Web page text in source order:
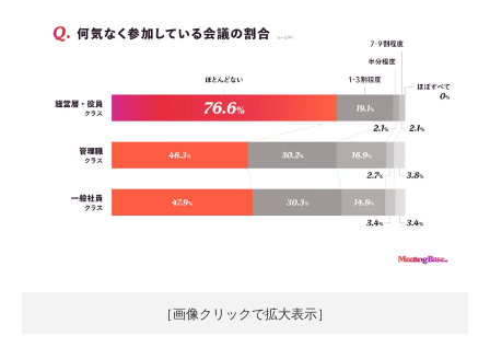
［画像クリックで拡大表示］